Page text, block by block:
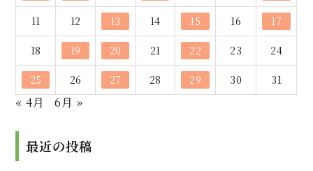
11 12 13 14 15 16 17
18 19 20 21 22 23 24
25 26 27 28 29 30 31
« 4月 6月 »
最近の投稿